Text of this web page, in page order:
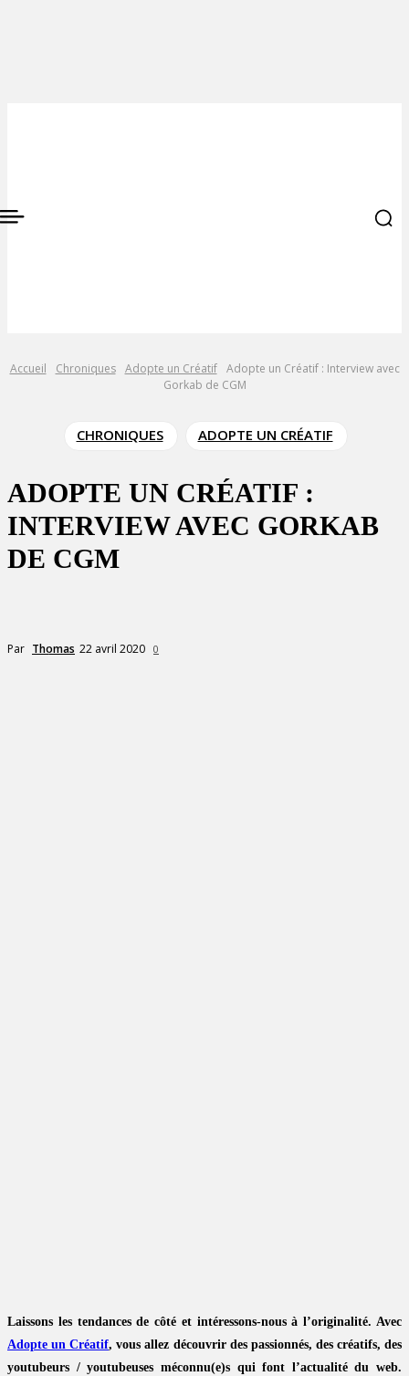
Accueil Chroniques Adopte un Créatif
Adopte un Créatif : Interview avec
Gorkab de CGM
CHRONIQUES ADOPTE UN CRÉATIF
ADOPTE UN CRÉATIF :
INTERVIEW AVEC GORKAB
DE CGM
Par Thomas 22 avril 2020 0
Laissons les tendances de côté et intéressons-nous à l’originalité. Avec
Adopte un Créatif, vous allez découvrir des passionnés, des créatifs, des
youtubeurs / youtubeuses méconnu(e)s qui font l’actualité du web.